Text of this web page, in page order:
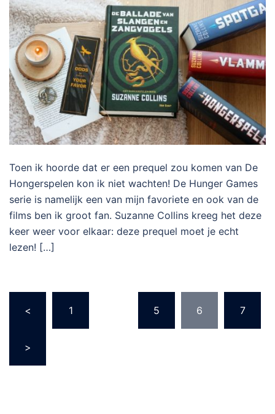
Toen ik hoorde dat er een prequel zou komen van De
Hongerspelen kon ik niet wachten! De Hunger Games
serie is namelijk een van mijn favoriete en ook van de
films ben ik groot fan. Suzanne Collins kreeg het deze
keer weer voor elkaar: deze prequel moet je echt
lezen! […]
paginering
< 1 5 6 7
>